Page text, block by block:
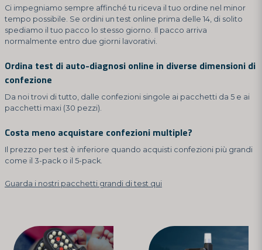
Ci impegniamo sempre affinché tu riceva il tuo ordine nel minor
tempo possibile. Se ordini un test online prima delle 14, di solito
spediamo il tuo pacco lo stesso giorno. Il pacco arriva
normalmente entro due giorni lavorativi.
Ordina test di auto-diagnosi online in diverse dimensioni di
confezione
Da noi trovi di tutto, dalle confezioni singole ai pacchetti da 5 e ai
pacchetti maxi (30 pezzi).
Costa meno acquistare confezioni multiple?
Il prezzo per test è inferiore quando acquisti confezioni più grandi
come il 3-pack o il 5-pack.
Guarda i nostri pacchetti grandi di test qui